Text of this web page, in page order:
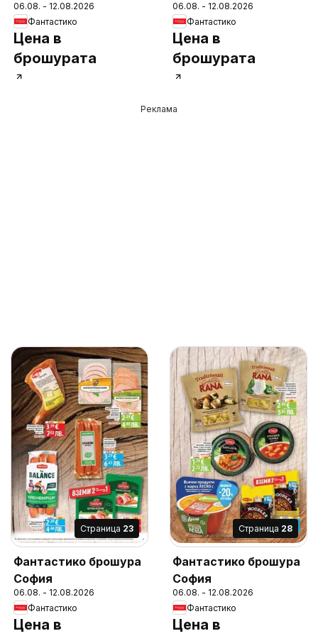
06.08. - 12.08.2026
Фантастико
Цена в
брошурата
06.08. - 12.08.2026
Фантастико
Цена в
брошурата
Реклама
Cтраница 23
Фантастико брошура
София
06.08. - 12.08.2026
Фантастико
Цена в
Cтраница 28
Фантастико брошура
София
06.08. - 12.08.2026
Фантастико
Цена в